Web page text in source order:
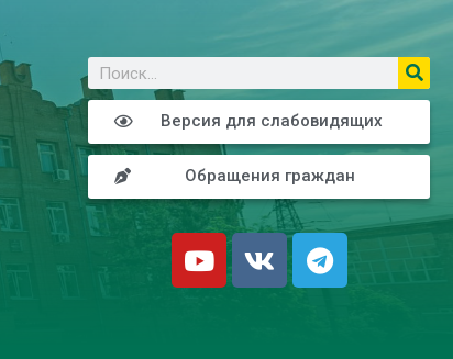
Версия для слабовидящих
Обращения граждан